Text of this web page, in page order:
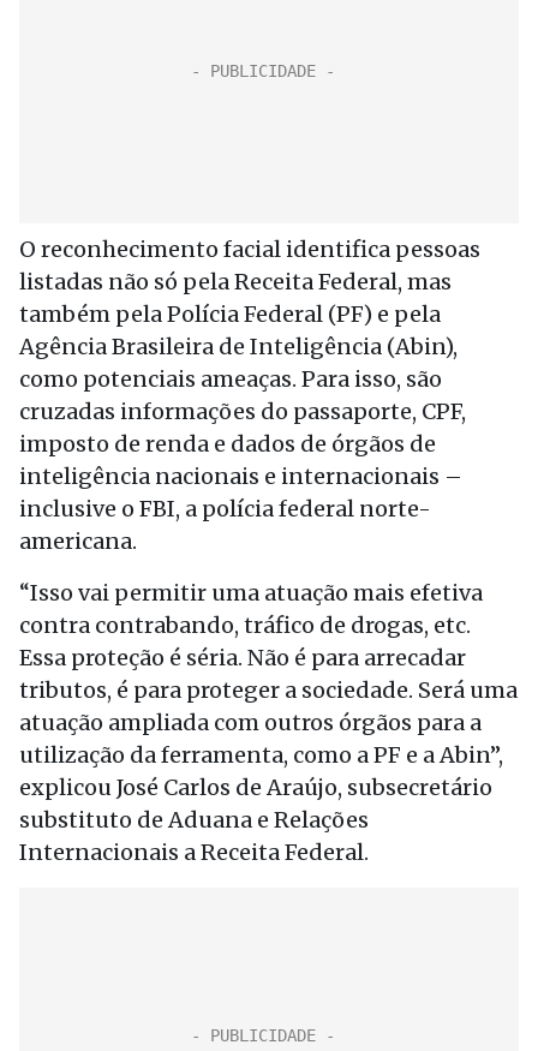
O reconhecimento facial identifica pessoas
listadas não só pela Receita Federal, mas
também pela Polícia Federal (PF) e pela
Agência Brasileira de Inteligência (Abin),
como potenciais ameaças. Para isso, são
cruzadas informações do passaporte, CPF,
imposto de renda e dados de órgãos de
inteligência nacionais e internacionais –
inclusive o FBI, a polícia federal norte-
americana.
“Isso vai permitir uma atuação mais efetiva
contra contrabando, tráfico de drogas, etc.
Essa proteção é séria. Não é para arrecadar
tributos, é para proteger a sociedade. Será uma
atuação ampliada com outros órgãos para a
utilização da ferramenta, como a PF e a Abin”,
explicou José Carlos de Araújo, subsecretário
substituto de Aduana e Relações
Internacionais a Receita Federal.